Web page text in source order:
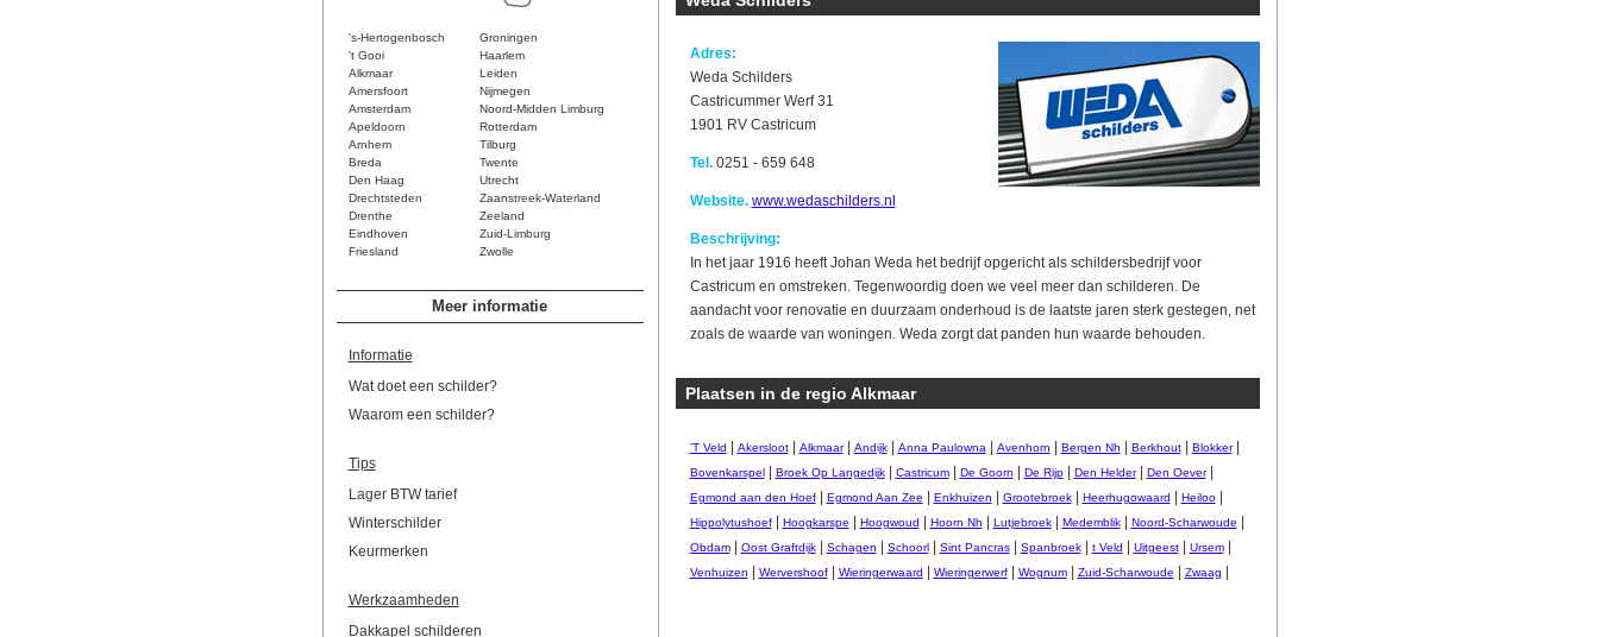
's-Hertogenbosch
Groningen
't Gooi
Haarlem
Alkmaar
Leiden
Amersfoort
Nijmegen
Amsterdam
Noord-Midden Limburg
Apeldoorn
Rotterdam
Arnhem
Tilburg
Breda
Twente
Den Haag
Utrecht
Drechtsteden
Zaanstreek-Waterland
Drenthe
Zeeland
Eindhoven
Zuid-Limburg
Friesland
Zwolle
Meer informatie
Informatie
Wat doet een schilder?
Waarom een schilder?
Tips
Lager BTW tarief
Winterschilder
Keurmerken
Werkzaamheden
Dakkapel schilderen
Adres:
Weda Schilders
Castricummer Werf 31
1901 RV Castricum
Tel.0251 - 659 648
Website. www.wedaschilders.nl
Beschrijving:
In het jaar 1916 heeft Johan Weda het bedrijf opgericht als schildersbedrijf voor
Castricum en omstreken. Tegenwoordig doen we veel meer dan schilderen. De
aandacht voor renovatie en duurzaam onderhoud is de laatste jaren sterk gestegen, net
zoals de waarde van woningen. Weda zorgt dat panden hun waarde behouden.
Plaatsen in de regio Alkmaar
'T Veld Akersloot| Alkmaar| Andijk| Anna Paulowna| Avenhorn Bergen Nh Berkhout| Blokker|
Bovenkarspel| Broek Op Langedijk| Castricum| De Goorn De Rijp| Den Helder| Den Oever|
Egmond aan den Hoef| Egmond Aan Zee Enkhuizen Grootebroek| Heerhugowaard Heiloo|
Hippolytushoef| Hoogkarspe Hoogwoud Hoorn Nh Lutjebroek| Medemblik| Noord-Scharwoude
Obdam| Oost Graftdijk| Schagen Schoorl| Sint Pancras| Spanbroek| t Veld Uitgeest| Ursem|
Venhuizen Wervershoof| Wieringerwaard Wieringerwerf| Wognum| Zuid-Scharwoude Zwaag